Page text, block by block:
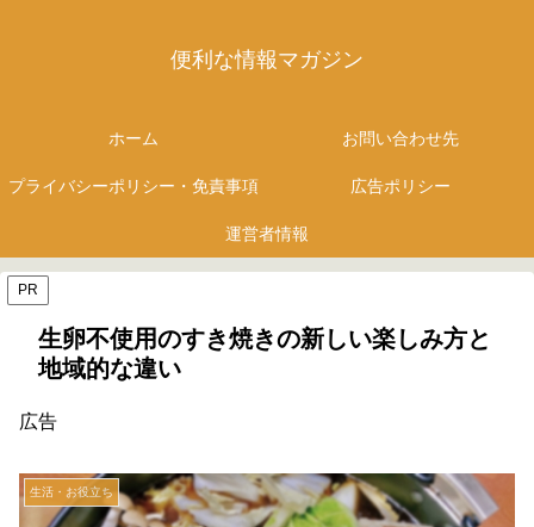
便利な情報マガジン
ホーム お問い合わせ先
プライバシーポリシー・免責事項 広告ポリシー
運営者情報
PR
生卵不使用のすき焼きの新しい楽しみ方と
地域的な違い
広告
生活・お役立ち